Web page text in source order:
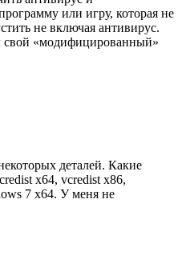
или игру, которая не
не включая антивирус.
«модифицированный»
деталей. Какие
x64, vcredist x86,
7 x64. У меня не